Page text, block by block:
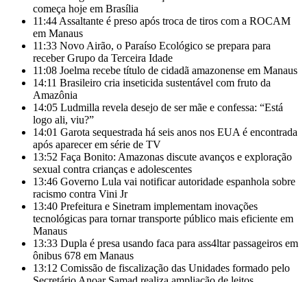
começa hoje em Brasília
11:44 Assaltante é preso após troca de tiros com a ROCAM
em Manaus
11:33 Novo Airão, o Paraíso Ecológico se prepara para
receber Grupo da Terceira Idade
11:08 Joelma recebe título de cidadã amazonense em Manaus
14:11 Brasileiro cria inseticida sustentável com fruto da
Amazônia
14:05 Ludmilla revela desejo de ser mãe e confessa: “Está
logo ali, viu?”
14:01 Garota sequestrada há seis anos nos EUA é encontrada
após aparecer em série de TV
13:52 Faça Bonito: Amazonas discute avanços e exploração
sexual contra crianças e adolescentes
13:46 Governo Lula vai notificar autoridade espanhola sobre
racismo contra Vini Jr
13:40 Prefeitura e Sinetram implementam inovações
tecnológicas para tornar transporte público mais eficiente em
Manaus
13:33 Dupla é presa usando faca para ass4ltar passageiros em
ônibus 678 em Manaus
13:12 Comissão de fiscalização das Unidades formado pelo